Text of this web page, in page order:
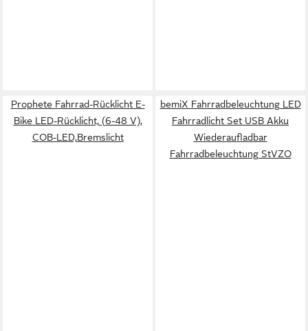
Prophete Fahrrad-Rücklicht E-
Bike LED-Rücklicht, (6-48 V),
COB-LED,Bremslicht
bemiX Fahrradbeleuchtung LED
Fahrradlicht Set USB Akku
Wiederaufladbar
Fahrradbeleuchtung StVZO